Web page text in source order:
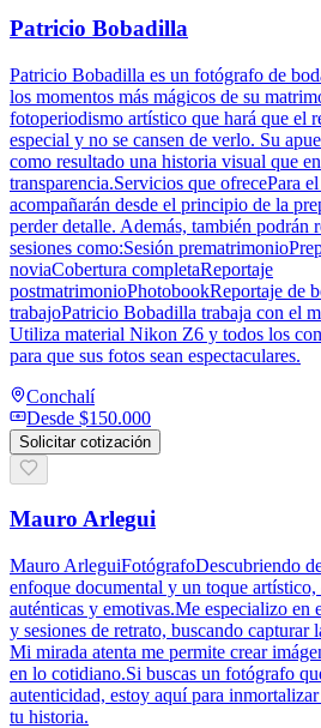
Patricio Bobadilla
Patricio Bobadilla es un fotógrafo de
los momentos más mágicos de su
fotoperiodismo artístico que hará que el
especial y no se cansen de verlo. Su
como resultado una historia visual que
transparencia.Servicios que ofrecePara
acompañarán desde el principio de la
perder detalle. Además, también podrán
sesiones como:Sesión
noviaCobertura completaReportaje
postmatrimonioPhotobookReportaje de
trabajoPatricio Bobadilla trabaja con el
Utiliza material Nikon Z6 y todos los
para que sus fotos sean espectaculares.
Conchalí
Desde $150.000
Solicitar cotización
Mauro Arlegui
Mauro ArleguiFotógrafoDescubriendo
enfoque documental y un toque artístico,
auténticas y emotivas.Me especializo en
y sesiones de retrato, buscando capturar
Mi mirada atenta me permite crear
en lo cotidiano.Si buscas un fotógrafo
autenticidad, estoy aquí para
tu historia.